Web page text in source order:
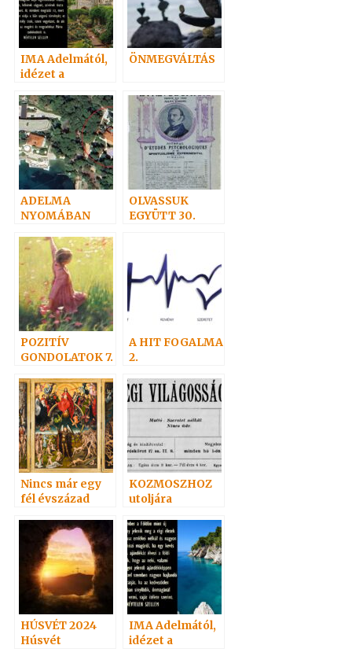
IMA Adelmától,
idézet a
Szellemtől 35.
ÖNMEGVÁLTÁS
ADELMA
NYOMÁBAN
OLVASSUK
EGYÜTT 30.
POZITÍV
GONDOLATOK 7.
A HIT FOGALMA
2.
Nincs már egy
fél évszázad
KOZMOSZHOZ
utoljára
HÚSVÉT 2024
Húsvét
IMA Adelmától,
idézet a